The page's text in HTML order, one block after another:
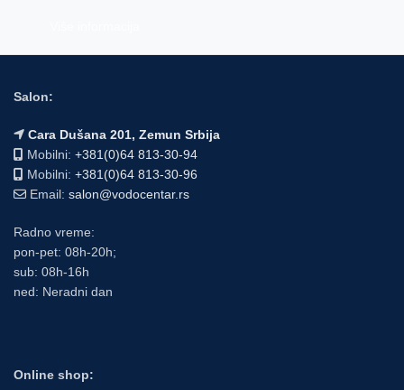
Salon:
Cara Dušana 201, Zemun Srbija
Mobilni: +381(0)64 813-30-94
Mobilni: +381(0)64 813-30-96
Email: salon@vodocentar.rs
Radno vreme:
pon-pet: 08h-20h;
sub: 08h-16h
ned: Neradni dan
Online shop: